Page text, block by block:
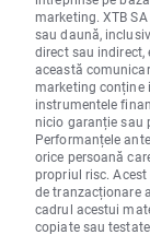
marketing. XTB
sau daună,
direct sau
această
marketing conține
instrumentele
nicio garanție sau
Performanțele
orice persoană
propriul risc.
de tranzacționare
cadrul acestui
copiate sau